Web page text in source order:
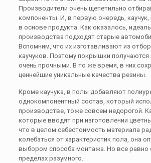
Производители очень щепетильно
компоненты. И, в первую очередь,
в основе продукта. Как оказалось,
производства подходят старые
Вспомним, что их изготавливают из
каучуков. Поэтому покрышки получаются
очень прочными. В то же время, в них
ценнейшие уникальные качества резины.
Кроме каучука, в полы добавляют
однокомпонентный состав, который
производстве, тоже совсем недорогой.
которые вводят при изготовлении
что в целом себестоимость материала
колебаться от характеристик пола, она
выбором способа монтажа. Но все равно
пределах разумного.